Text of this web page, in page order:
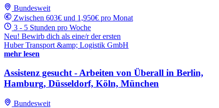
Bundesweit
Zwischen 603€ und 1,950€ pro Monat
3 - 5 Stunden pro Woche
Neu! Bewirb dich als eine/r der ersten
Huber Transport &amp; Logistik GmbH
mehr lesen
Assistenz gesucht - Arbeiten von Überall in Berlin,
Hamburg, Düsseldorf, Köln, München
Bundesweit